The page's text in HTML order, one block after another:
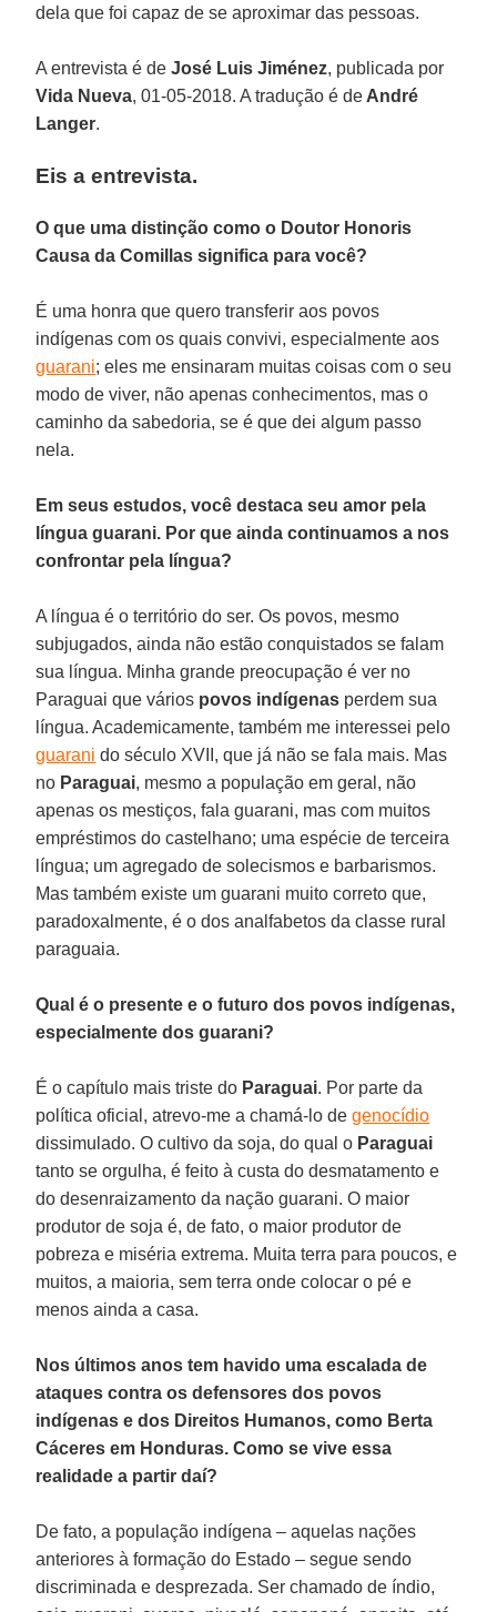
dela que foi capaz de se aproximar das pessoas.
A entrevista é deJosé Luis Jiménez, publicada por
Vida Nueva, 01-05-2018. A tradução é de André
Langer.
Eis a entrevista.
O que uma distinção como o Doutor Honoris
Causa da Comillas significa para você?
É uma honra que quero transferir aos povos
indígenas com os quais convivi, especialmente aos
guarani; eles me ensinaram muitas coisas com o seu
modo de viver, não apenas conhecimentos, mas o
caminho da sabedoria, se é que dei algum passo
nela.
Em seus estudos, você destaca seu amor pela
língua guarani. Por que ainda continuamos a nos
confrontar pela língua?
A língua é o território do ser. Os povos, mesmo
subjugados, ainda não estão conquistados se falam
sua língua. Minha grande preocupação é ver no
Paraguai que vários povos indígenas perdem sua
língua. Academicamente, também me interessei pelo
guarani do século XVII, que já não se fala mais. Mas
no Paraguai, mesmo a população em geral, não
apenas os mestiços, fala guarani, mas com muitos
empréstimos do castelhano; uma espécie de terceira
língua; um agregado de solecismos e barbarismos.
Mas também existe um guarani muito correto que,
paradoxalmente, é o dos analfabetos da classe rural
paraguaia.
Qual é o presente e o futuro dos povos indígenas,
especialmente dos guarani?
É o capítulo mais triste do Paraguai. Por parte da
política oficial, atrevo-me a chamá-lo degenocídio
dissimulado. O cultivo da soja, do qual o Paraguai
tanto se orgulha, é feito à custa do desmatamento e
do desenraizamento da nação guarani. O maior
produtor de soja é, de fato, o maior produtor de
pobreza e miséria extrema. Muita terra para poucos, e
muitos, a maioria, sem terra onde colocar o pé e
menos ainda a casa.
Nos últimos anos tem havido uma escalada de
ataques contra os defensores dos povos
indígenas e dos Direitos Humanos, como Berta
Cáceres em Honduras. Como se vive essa
realidade a partir daí?
De fato, a população indígena – aquelas nações
anteriores à formação do Estado – segue sendo
discriminada e desprezada. Ser chamado de índio,